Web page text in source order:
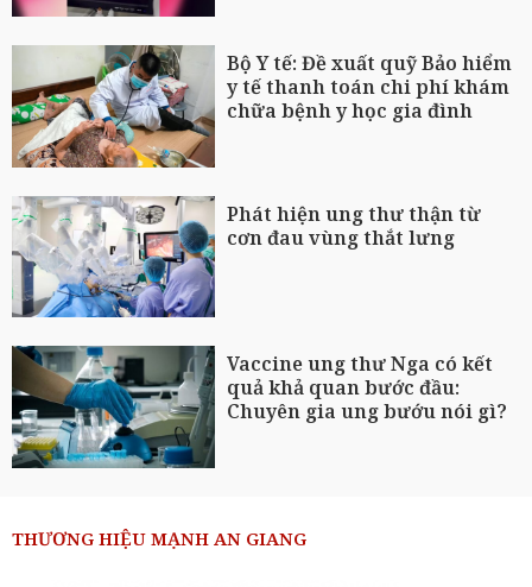
Bộ Y tế: Đề xuất quỹ Bảo hiểm
y tế thanh toán chi phí khám
chữa bệnh y học gia đình
Phát hiện ung thư thận từ
cơn đau vùng thắt lưng
Vaccine ung thư Nga có kết
quả khả quan bước đầu:
Chuyên gia ung bướu nói gì?
THƯƠNG HIỆU MẠNH AN GIANG